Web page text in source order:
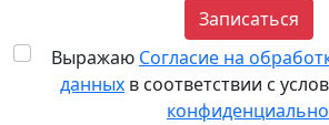
Записаться
Выражаю Согласие на
данных в соответствии с